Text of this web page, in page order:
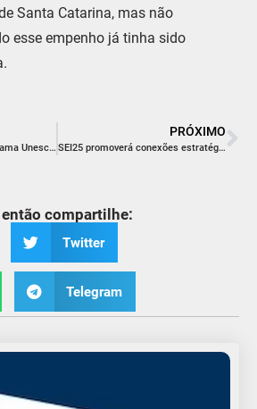
Santa Catarina, mas não
esse empenho já tinha sido
Universidade lança Programa Unesc para Todos com foco na inclusão de pessoas com deficiência
PRÓXIMO
SEI25 promoverá conexões estratégicas entre empresas com sessão de negócios gratuita
compartilhe:
Twitter
Telegram